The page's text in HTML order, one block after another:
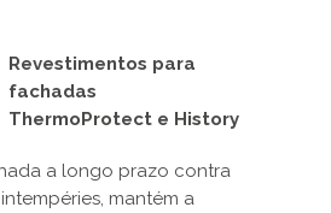
Revestimentos para
fachadas
ThermoProtect e History
a longo prazo contra
mantém a